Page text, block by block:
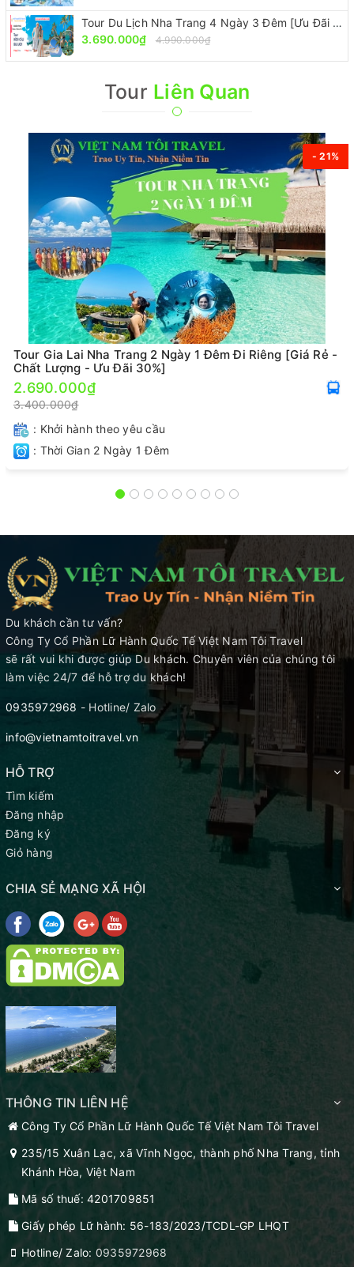
Tour Du Lịch Nha Trang 4 Ngày 3 Đêm [Ưu Đãi 30% - Trọn Gói]
3.690.000₫
4.990.000₫
Tour Liên Quan
- 21%
Tour Gia Lai Nha Trang 2 Ngày 1 Đêm Đi Riêng [Giá Rẻ -
Chất Lượng - Ưu Đãi 30%]
2.690.000₫
3.400.000₫
: Khởi hành theo yêu cầu
: Thời Gian 2 Ngày 1 Đêm
Du khách cần tư vấn?
Công Ty Cổ Phần Lữ Hành Quốc Tế Việt Nam Tôi Travel
sẽ rất vui khi được giúp Du khách. Chuyên viên của chúng tôi
làm việc 24/7 để hỗ trợ du khách!
0935972968 - Hotline/ Zalo
info@vietnamtoitravel.vn
HỖ TRỢ
Tìm kiếm
Đăng nhập
Đăng ký
Giỏ hàng
CHIA SẺ MẠNG XÃ HỘI
THÔNG TIN LIÊN HỆ
Công Ty Cổ Phần Lữ Hành Quốc Tế Việt Nam Tôi Travel
235/15 Xuân Lạc, xã Vĩnh Ngọc, thành phố Nha Trang, tỉnh
Khánh Hòa, Việt Nam
Mã số thuế: 4201709851
Giấy phép Lữ hành: 56-183/2023/TCDL-GP LHQT
Hotline/ Zalo: 0935972968